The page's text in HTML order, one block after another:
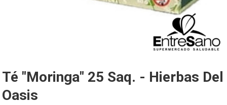
Té "Moringa" 25 Saq. - Hierbas Del
Oasis